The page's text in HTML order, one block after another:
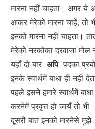
मारना नहीं चाहता। अगर ये
आकर मेरेको मारना चाहें, तो
इनको मारना नहीं चाहता।
मेरेको नरकोंका दरवाजा मोल
यहाँ दो बारअपिपदका
इनके स्वार्थमें बाधा ही नहीं
पहले इसने हमारे स्वार्थमें
करनेमें प्रवृत्त हो जायँ तो भी
दूसरी बात इनको मारनेसे मुझे